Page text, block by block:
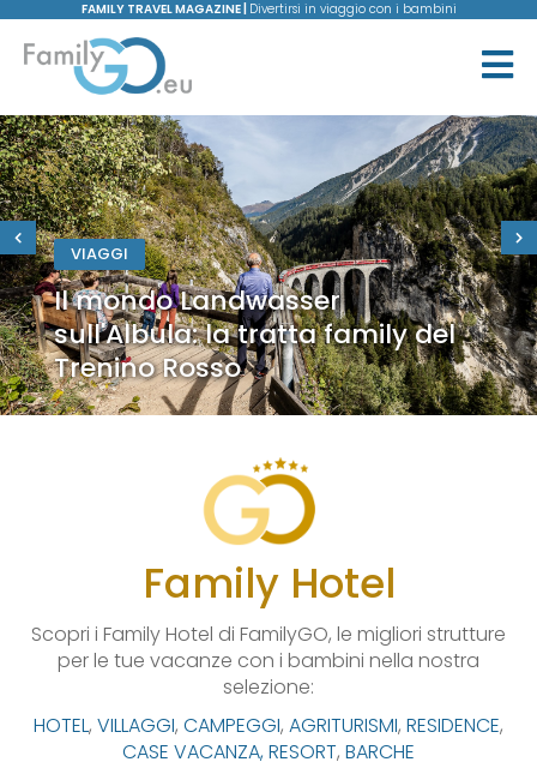
FAMILY TRAVEL MAGAZINE | Divertirsi in viaggio con i bambini
VIAGGI
Il mondo Landwasser
sull'Albula: la tratta family del
Trenino Rosso
Family Hotel
Scopri i Family Hotel di FamilyGO, le migliori strutture
per le tue vacanze con i bambini nella nostra
selezione:
HOTEL, VILLAGGI, CAMPEGGI, AGRITURISMI, RESIDENCE,
CASE VACANZA,RESORT, BARCHE